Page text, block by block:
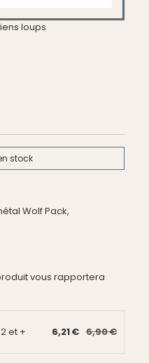
loups
stock
Wolf Pack,
vous rapportera
et + 6,21 € 6,90 €